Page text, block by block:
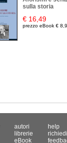
sulla storia
€ 16,49
prezzo eBook €
autori
librerie
eBook
help